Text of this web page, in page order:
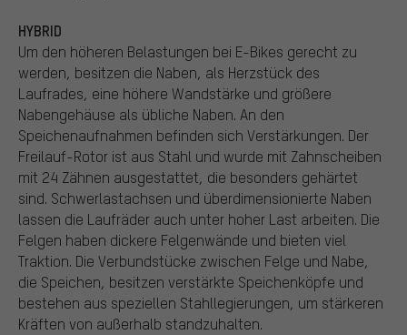
HYBRID
Um den höheren Belastungen bei E-Bikes gerecht zu
werden, besitzen die Naben, als Herzstück des
Laufrades, eine höhere Wandstärke und größere
Nabengehäuse als übliche Naben. An den
Speichenaufnahmen befinden sich Verstärkungen. Der
Freilauf-Rotor ist aus Stahl und wurde mit Zahnscheiben
mit 24 Zähnen ausgestattet, die besonders gehärtet
sind. Schwerlastachsen und überdimensionierte Naben
lassen die Laufräder auch unter hoher Last arbeiten. Die
Felgen haben dickere Felgenwände und bieten viel
Traktion. Die Verbundstücke zwischen Felge und Nabe,
die Speichen, besitzen verstärkte Speichenköpfe und
bestehen aus speziellen Stahllegierungen, um stärkeren
Kräften von außerhalb standzuhalten.